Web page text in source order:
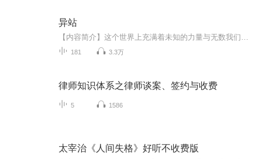
异站
181 3.3万
律师知识体系之律师谈案、签约与收费
5 1586
太宰治《人间失格》好听不收费版